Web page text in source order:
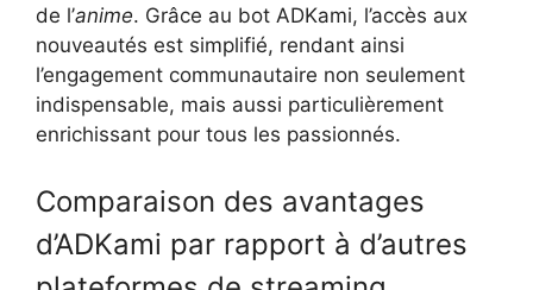
de l’anime. Grâce au bot ADKami, l’accès aux
nouveautés est simplifié, rendant ainsi
l’engagement communautaire non seulement
indispensable, mais aussi particulièrement
enrichissant pour tous les passionnés.
Comparaison des avantages
d’ADKami par rapport à d’autres